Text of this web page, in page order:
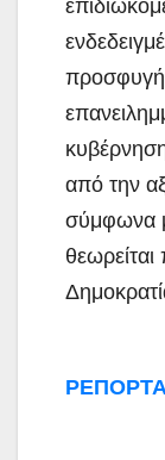
από την
σύμφωνα